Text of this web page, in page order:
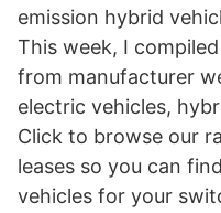
emission hybrid
This week, I
from manufacturer
electric vehicles,
Click to browse our
leases so you can
vehicles for your